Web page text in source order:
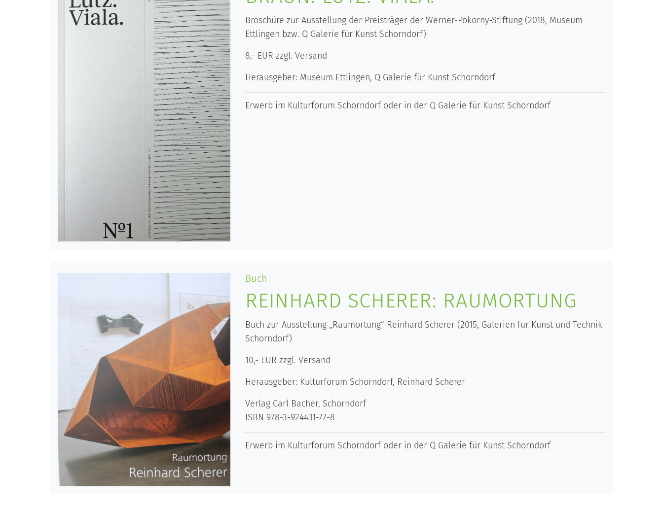
Broschüre zur Ausstellung der Preisträger der Werner-Pokorny-Stiftung (2018, Museum
Ettlingen bzw. Q Galerie für Kunst Schorndorf)
8,- EUR zzgl. Versand
Herausgeber: Museum Ettlingen, Q Galerie für Kunst Schorndorf
Erwerb im Kulturforum Schorndorf oder in der Q Galerie für Kunst Schorndorf
Buch
REINHARD SCHERER: RAUMORTUNG
Buch zur Ausstellung „Raumortung“ Reinhard Scherer (2015, Galerien für Kunst und Technik
Schorndorf)
10,- EUR zzgl. Versand
Herausgeber: Kulturforum Schorndorf, Reinhard Scherer
Verlag Carl Bacher, Schorndorf
ISBN 978-3-924431-77-8
Erwerb im Kulturforum Schorndorf oder in der Q Galerie für Kunst Schorndorf